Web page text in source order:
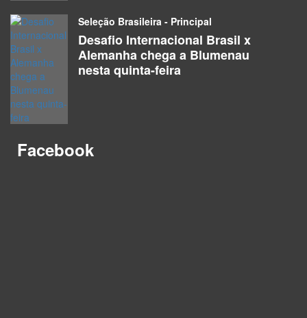
Seleção Brasileira - Principal
Desafio Internacional Brasil x
Alemanha chega a Blumenau
nesta quinta-feira
Facebook